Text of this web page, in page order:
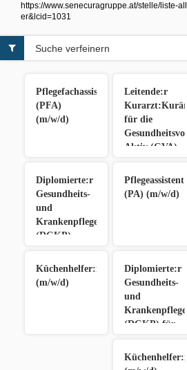
https://www.senecuragruppe.at/stelle/liste-
er&lcid=1031
Pflegefachassistent:in
(PFA)
(m/w/d)
Leitende:r
für die
Aktiv (GVA)
Diplomierte:r
Gesundheits-
und
Krankenpfleger:in
(DGKP)
(PA) (m/w/d)
Küchenhelfer:in
(m/w/d)
Diplomierte:r
Gesundheits-
und
(DGKP) für
(m/w/d)
Küchenhelfer:in
Suche verfeinern